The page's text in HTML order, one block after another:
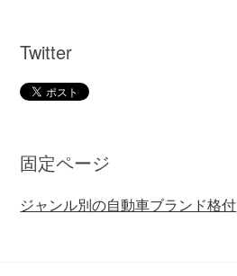
Twitter
固定ページ
ジャンル別の自動車ブランド格付